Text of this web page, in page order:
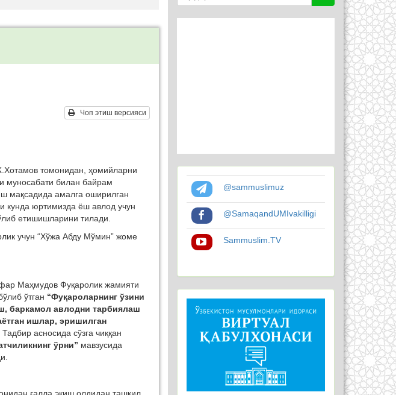
Чоп этиш версияси
томонидан, ҳомийларни
муносабати билан байрам
мақсадида амалга оширилган
кунда юртимизда ёш авлод учун
етишишларини тилади.
учун “Хўжа Абду Мўмин” жоме
Маҳмудов Фуқаролик жамияти
ўтган “Фуқароларнинг ўзини
баркамол авлодни тарбиялаш
ишлар, эришилган
асносида сўзга чиққан
ўрни” мавзусида
@sammuslimuz
@SamaqandUMIvakilligi
Sammuslim.TV